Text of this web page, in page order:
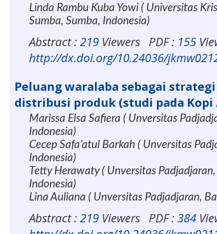
Linda Rambu Kuba Yowi ( Universitas
Sumba, Sumba, Indonesia)
Abstract :219 Viewers PDF : 155
http://dx.doi.org/10.24036/
Peluang waralaba sebagai
distribusi produk (studi pada Kopi
Marissa Elsa Safiera ( Unversitas
Indonesia)
Cecep Safa’atul Barkah ( Unversitas
Indonesia)
Tetty Herawaty ( Unversitas
Indonesia)
Lina Auliana ( Unversitas Padjadjaran,
Abstract :219 Viewers PDF :384